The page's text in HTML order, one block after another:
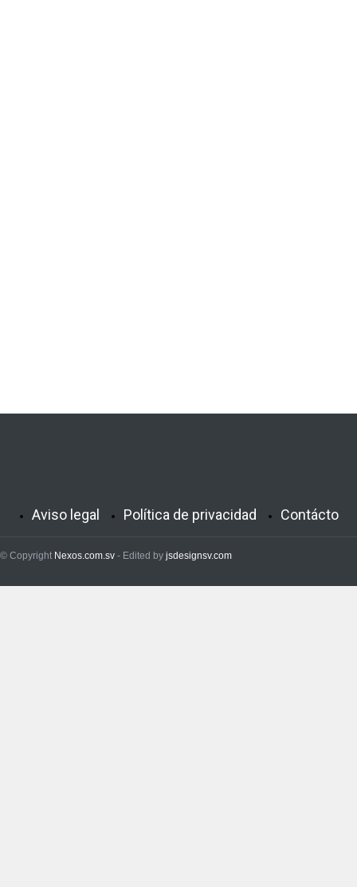
Aviso legal Política de privacidad Contácto
© Copyright Nexos.com.sv - Edited by jsdesignsv.com